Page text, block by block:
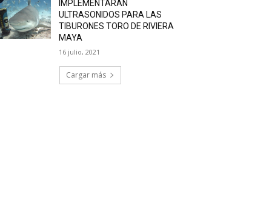
IMPLEMENTARÁN
ULTRASONIDOS PARA LAS
TIBURONES TORO DE RIVIERA
MAYA
16 julio, 2021
Cargar más